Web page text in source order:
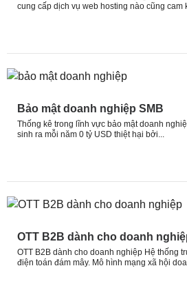
cung cấp dịch vụ web hosting nào cũng cam
Bảo mật doanh nghiệp SMB
Thống kê trong lĩnh vực bảo mật doanh
sinh ra mỗi năm 0 tỷ USD thiệt hại bởi...
OTT B2B dành cho doanh
OTT B2B dành cho doanh nghiệp Hệ thống
điện toán đám mây. Mô hình mạng xã hội